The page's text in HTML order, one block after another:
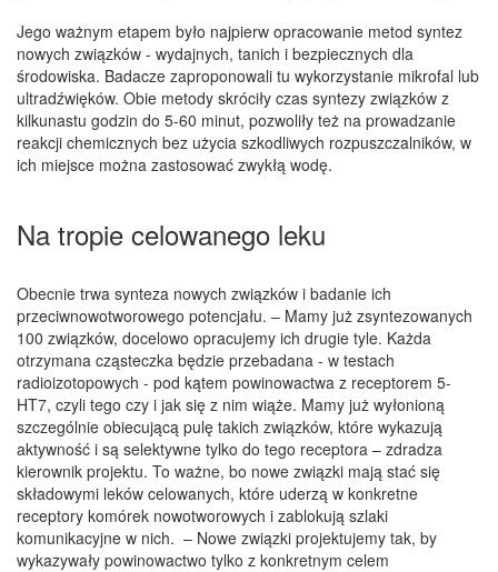
Jego ważnym etapem było najpierw opracowanie metod syntez
nowych związków - wydajnych, tanich i bezpiecznych dla
środowiska. Badacze zaproponowali tu wykorzystanie mikrofal lub
ultradźwięków. Obie metody skróciły czas syntezy związków z
kilkunastu godzin do 5-60 minut, pozwoliły też na prowadzanie
reakcji chemicznych bez użycia szkodliwych rozpuszczalników, w
ich miejsce można zastosować zwykłą wodę.
Na tropie celowanego leku
Obecnie trwa synteza nowych związków i badanie ich
przeciwnowotworowego potencjału. – Mamy już zsyntezowanych
100 związków, docelowo opracujemy ich drugie tyle. Każda
otrzymana cząsteczka będzie przebadana - w testach
radioizotopowych - pod kątem powinowactwa z receptorem 5-
HT7, czyli tego czy i jak się z nim wiąże. Mamy już wyłonioną
szczególnie obiecującą pulę takich związków, które wykazują
aktywność i są selektywne tylko do tego receptora – zdradza
kierownik projektu. To ważne, bo nowe związki mają stać się
składowymi leków celowanych, które uderzą w konkretne
receptory komórek nowotworowych i zablokują szlaki
komunikacyjne w nich. – Nowe związki projektujemy tak, by
wykazywały powinowactwo tylko z konkretnym celem